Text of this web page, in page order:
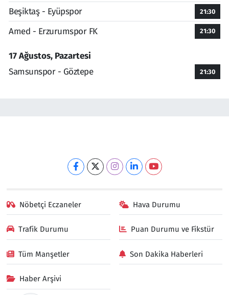
Beşiktaş - Eyüpspor 21:30
Amed - Erzurumspor FK 21:30
17 Ağustos, Pazartesi
Samsunspor - Göztepe
21:30
Nöbetçi Eczaneler Hava Durumu
Trafik Durumu Puan Durumu ve Fikstür
Tüm Manşetler Son Dakika Haberleri
Haber Arşivi